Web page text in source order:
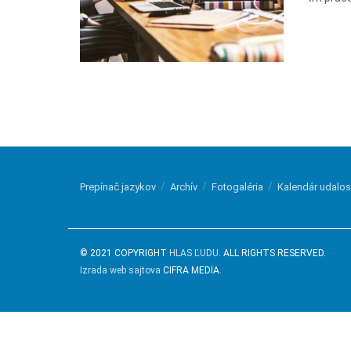
Prepínač jazykov Archív Fotogaléria Kalendár
© 2021 COPYRIGHT HLAS ĽUDU. ALL RIGHTS RESERVED.
Izrada web sajtova CIFRA MEDIA.